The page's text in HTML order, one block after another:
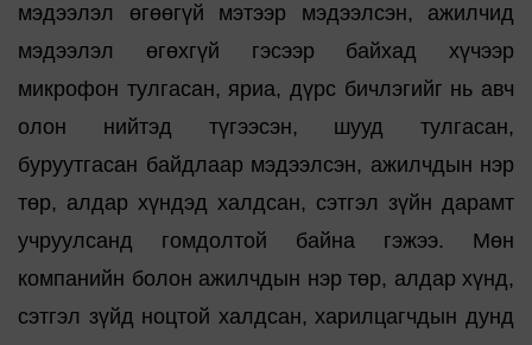
мэдээлэл өгөөгүй мэтээр мэдээлсэн, ажилчид
мэдээлэл өгөхгүй гэсээр байхад хүчээр
микрофон тулгасан, яриа, дүрс бичлэгийг нь авч
олон нийтэд түгээсэн, шууд тулгасан,
буруутгасан байдлаар мэдээлсэн, ажилчдын нэр
төр, алдар хүндэд халдсан, сэтгэл зүйн дарамт
учруулсанд гомдолтой байна гэжээ. Мөн
компанийн болон ажилчдын нэр төр, алдар хүнд,
сэтгэл зүйд ноцтой халдсан, харилцагчдын дунд